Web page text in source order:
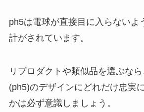
ph5は電球が直接目に入らないよ
計がされています。
リプロダクトや類似品を選ぶな
(ph5)のデザインにどれだけ忠実
かは必ず意識しましょう。